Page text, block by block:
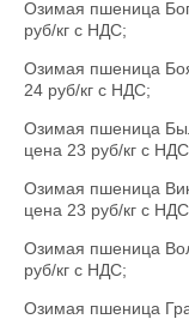
Озимая пшеница
руб/кг с НДС;
Озимая пшеница
24 руб/кг с НДС;
Озимая пшеница
цена 23 руб/кг с
Озимая пшеница
цена 23 руб/кг с
Озимая пшеница
руб/кг с НДС;
Озимая пшеница